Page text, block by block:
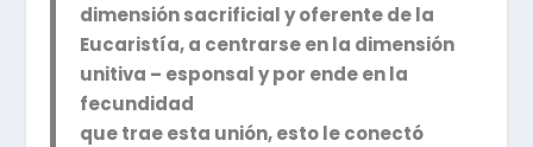
dimensión sacrificial y oferente de la
Eucaristía, a centrarse en la dimensión
unitiva – esponsal y por ende en la
fecundidad
que trae esta unión, esto le conectó